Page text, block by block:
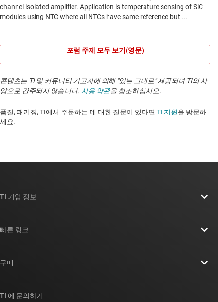
포럼 주제 모두 보기(영문)
콘텐츠는 TI 및 커뮤니티 기고자에 의해 "있는 그대로" 제공되며 TI의 사
양으로 간주되지 않습니다. 사용 약관을 참조하십시오.
품질, 패키징, TI에서 주문하는 데 대한 질문이 있다면 TI 지원을 방문하
세요. ​​​​​​​​​​​​​​
TI 기업 정보
빠른 링크
대체품 검색
구매
TI 에 문의하기